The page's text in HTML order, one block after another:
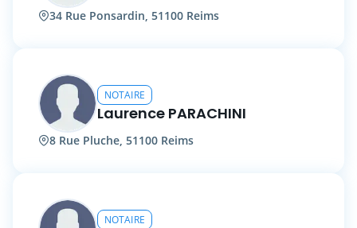
34 Rue Ponsardin, 51100 Reims
NOTAIRE
Laurence PARACHINI
8 Rue Pluche, 51100 Reims
NOTAIRE